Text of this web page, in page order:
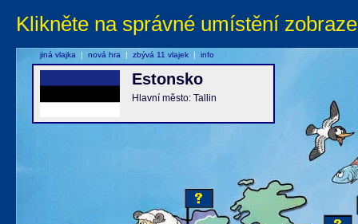
Klikněte na správné umístění
Estonsko
Hlavní město: Tallin
jiná vlajka | nová hra | zbývá 11 vlajek | info